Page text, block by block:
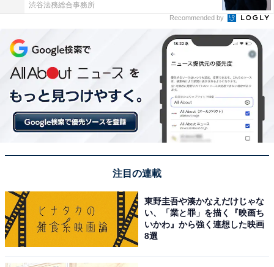
渋谷法務総合事務所
Recommended by
注目の連載
東野圭吾や湊かなえだけじゃな
い、「業と罪」を描く『映画ち
いかわ』から強く連想した映画
8選